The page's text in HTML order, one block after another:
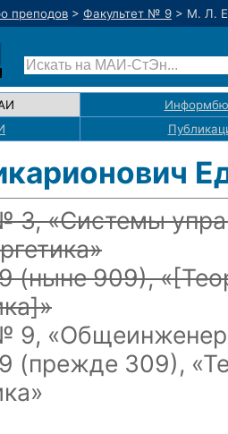
преподов > Факультет № 9 > М. Л.
«Системы
(ныне 909), «
»
9,
(прежде 309),